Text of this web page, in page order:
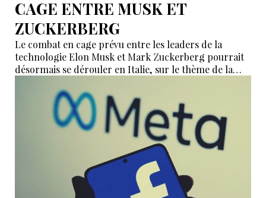
CAGE ENTRE MUSK ET
ZUCKERBERG
Le combat en cage prévu entre les leaders de la
technologie Elon Musk et Mark Zuckerberg pourrait
désormais se dérouler en Italie, sur le thème de la